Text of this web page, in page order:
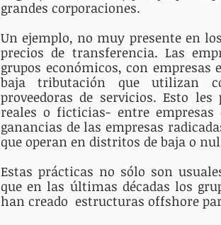
grandes corporaciones.
Un ejemplo, no muy presente en
precios de transferencia. Las
grupos económicos, con
baja tributación que utilizan
proveedoras de servicios. Esto
reales o ficticias- entre
ganancias de las empresas
que operan en distritos de baja o
Estas prácticas no sólo son
que en las últimas décadas los
han creado  estructuras offshore